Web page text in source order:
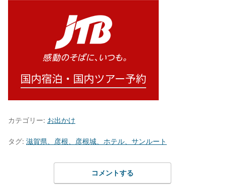
カテゴリー: お出かけ
タグ: 滋賀県、彦根、彦根城、ホテル、サンルート
コメントする